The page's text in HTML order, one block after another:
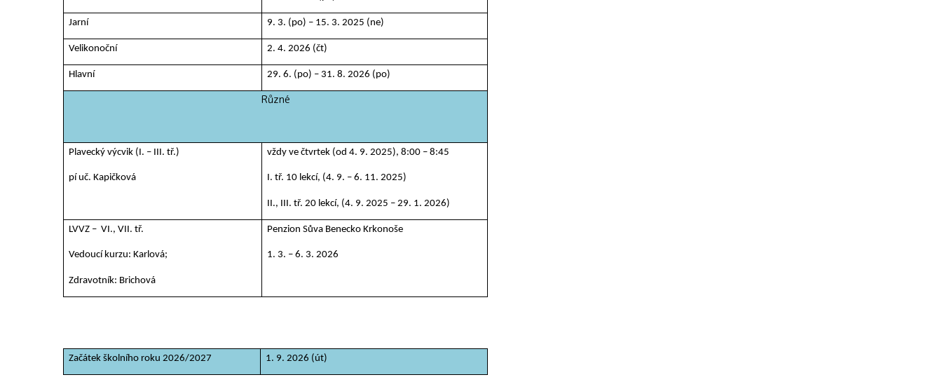
Jarní 9. 3. (po) – 15. 3. 2025 (ne)
Velikonoční 2. 4. 2026 (čt)
Hlavní 29. 6. (po) – 31. 8. 2026 (po)
Různé
Plavecký výcvik (I. – III. tř.)
pí uč. Kapičková
vždy ve čtvrtek (od 4. 9. 2025), 8:00 – 8:45
I. tř. 10 lekcí, (4. 9. – 6. 11. 2025)
II., III. tř. 20 lekcí, (4. 9. 2025 – 29. 1. 2026)
LVVZ – VI., VII. tř.
Vedoucí kurzu: Karlová;
Zdravotník: Brichová
Penzion Sůva Benecko Krkonoše
1. 3. – 6. 3. 2026
Začátek školního roku 2026/2027 1. 9. 2026 (út)